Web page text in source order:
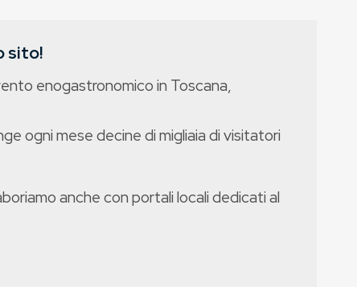
sito!
enogastronomico in Toscana,
ogni mese decine di migliaia di visitatori
anche con portali locali dedicati al